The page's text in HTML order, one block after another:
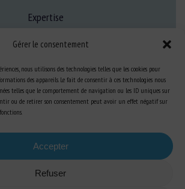
Gérer le consentement
nous utilisons des technologies telles que les cookies pour
des appareils. Le fait de consentir à ces technologies nous
telles que le comportement de navigation ou les ID uniques sur
ou de retirer son consentement peut avoir un effet négatif sur
Accepter
Refuser
Expertise
Ressources
aux actualités